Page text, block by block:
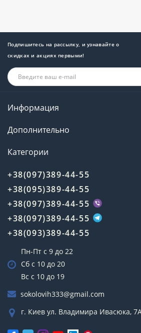
Подпишитесь на рассылку, и узнавайте о
скидках и акциях первыми!
Информация
Дополнительно
Категории
+38(097)389-44-55
+38(095)389-44-55
+38(097)389-44-55
+38(097)389-44-55
+38(093)389-44-55
Пн-Пт с 9 до 22
Сб с 10 до 20
Вс с 10 до 19
sokolovih333@gmail.com
г. Киев ул. Владимира Ивасюка,